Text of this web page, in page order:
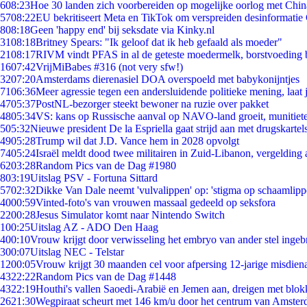
608:23Hoe 30 landen zich voorbereiden op mogelijke oorlog met
5708:22EU bekritiseert Meta en TikTok om verspreiden desinformatie
808:18Geen 'happy end' bij seksdate via Kinky.nl
3108:18Britney Spears: "Ik geloof dat ik heb gefaald als moeder"
2108:17RIVM vindt PFAS in al de geteste moedermelk, borstvoeding
1607:42VrijMiBabes #316 (not very sfw!)
3207:20Amsterdams dierenasiel DOA overspoeld met babykonijntjes
7106:36Meer agressie tegen een andersluidende politieke mening,
4705:37PostNL-bezorger steekt bewoner na ruzie over pakket
4805:34VS: kans op Russische aanval op NAVO-land groeit,
505:32Nieuwe president De la Espriella gaat strijd aan met
4905:28Trump wil dat J.D. Vance hem in 2028 opvolgt
7405:24Israël meldt dood twee militairen in Zuid-Libanon, vergelding
6203:28Random Pics van de Dag #1980
803:19Uitslag PSV - Fortuna Sittard
5702:32Dikke Van Dale neemt 'vulvalippen' op: 'stigma op
4000:59Vinted-foto's van vrouwen massaal gedeeld op seksfora
2200:28Jesus Simulator komt naar Nintendo Switch
100:25Uitslag AZ - ADO Den Haag
400:10Vrouw krijgt door verwisseling het embryo van ander stel
300:07Uitslag NEC - Telstar
1200:05Vrouw krijgt 30 maanden cel voor afpersing 12-jarige
4322:22Random Pics van de Dag #1448
4322:19Houthi's vallen Saoedi-Arabië en Jemen aan, dreigen met
2621:30Wegpiraat scheurt met 146 km/u door het centrum van